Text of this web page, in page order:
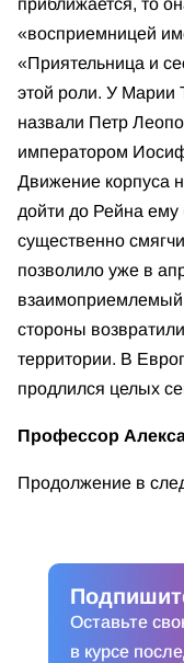
приближается, то
«восприемницей
«Приятельница и
этой роли. У Марии
назвали Петр
императором
Движение корпуса
дойти до Рейна
существенно
позволило уже в
стороны
территории. В
продлился целых
Профессор
Продолжение в
Оставьте
в курсе